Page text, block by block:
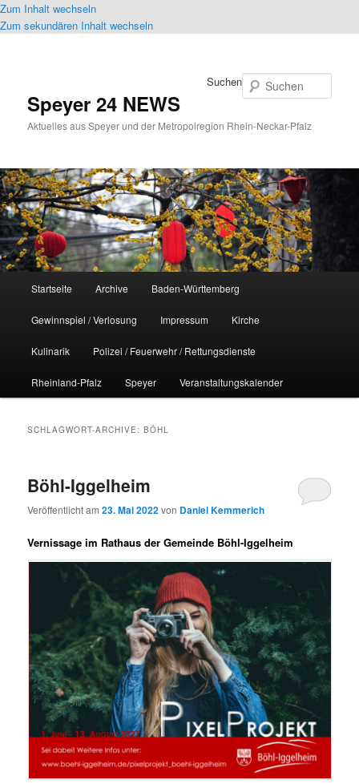
Zum Inhalt wechseln
Zum sekundären Inhalt wechseln
Speyer 24 NEWS
Aktuelles aus Speyer und der Metropolregion Rhein-Neckar-Pfalz
Suchen
Startseite Archive Baden-Württemberg
Gewinnspiel / Verlosung Impressum Kirche
Kulinarik Polizei / Feuerwehr / Rettungsdienste
Rheinland-Pfalz Speyer Veranstaltungskalender
SCHLAGWORT-ARCHIVE:BÖHL
Böhl-Iggelheim
Veröffentlicht am23. Mai 2022von Daniel Kemmerich
Vernissage im Rathaus der Gemeinde Böhl-Iggelheim